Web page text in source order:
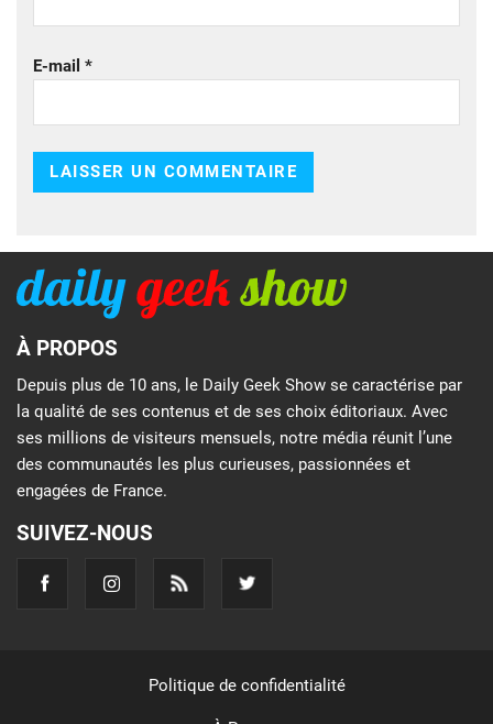
E-mail *
À PROPOS
Depuis plus de 10 ans, le Daily Geek Show se caractérise par
la qualité de ses contenus et de ses choix éditoriaux. Avec
ses millions de visiteurs mensuels, notre média réunit l’une
des communautés les plus curieuses, passionnées et
engagées de France.
SUIVEZ-NOUS
Politique de confidentialité